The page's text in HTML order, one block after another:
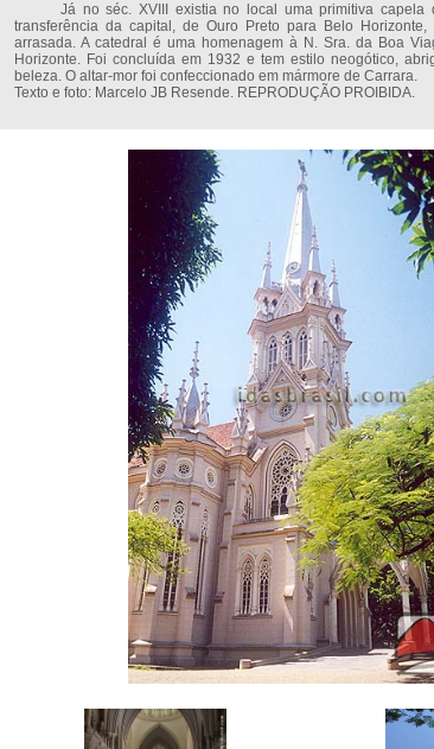
Já no séc. XVIII existia no local uma primitiva capela
transferência da capital, de Ouro Preto para Belo
arrasada. A catedral é uma homenagem à N. Sra. da Boa
Horizonte. Foi concluída em 1932 e tem estilo neogótico,
beleza. O altar-mor foi confeccionado em mármore de Carrara.
Texto e foto: Marcelo JB Resende. REPRODUÇÃO PROIBIDA.